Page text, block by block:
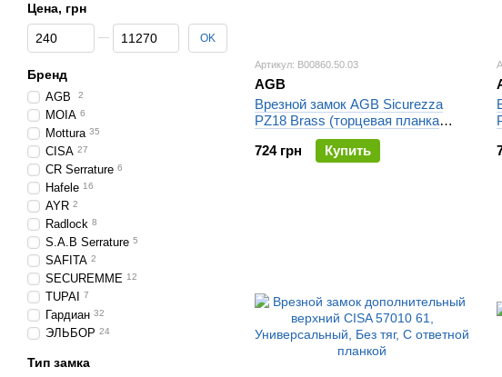
Артикул: B00860.50.03
AGB
Врезной замок AGB Sicurezza
PZ18 Brass (торцевая планка
724 грн
Купить
Цена, грн
От Цена, грн
До Цена, грн OK
Бренд
AGB 2
MOIA 6
Mottura 35
CISA 27
CR Serrature 6
Hafele 16
AYR 2
Radlock 8
S.A.B Serrature 5
SAFITA 2
SECUREMME 12
TUPAI 7
Гардиан 32
ЭЛЬБОР 24
Тип замка